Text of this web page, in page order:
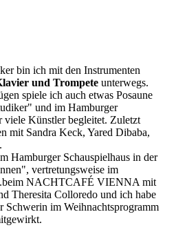
bin ich mit den Instrumenten
und Trompeteunterwegs.
spiele ich auch etwas Posaune
und im Hamburger
viele Künstler begleitet. Zuletzt
mit Sandra Keck, Yared Dibaba,
Hamburger Schauspielhaus in der
vertretungsweise im
NACHTCAFÉ VIENNA mit
Theresita Colloredo und ich habe
Schwerin im Weihnachtsprogramm